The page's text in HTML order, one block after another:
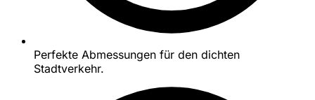
Perfekte Abmessungen für den dichten
Stadtverkehr.